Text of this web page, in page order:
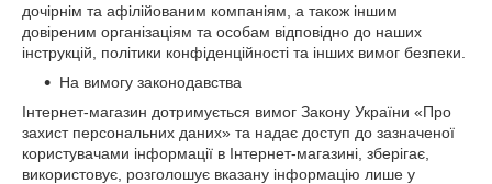
дочірнім та афілійованим компаніям, а також іншим
довіреним організаціям та особам відповідно до наших
інструкцій, політики конфіденційності та інших вимог безпеки.
На вимогу законодавства
Інтернет-магазин дотримується вимог Закону України «Про
захист персональних даних» та надає доступ до зазначеної
користувачами інформації в Інтернет-магазині, зберігає,
використовує, розголошує вказану інформацію лише у